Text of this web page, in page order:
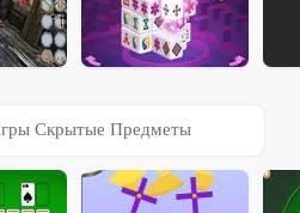
Скрытые Предметы